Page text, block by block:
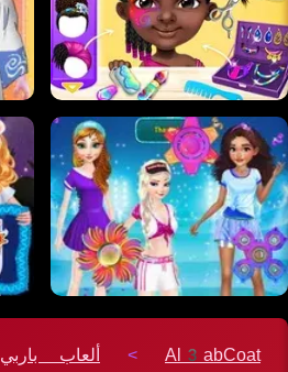
Al3abCoat
> ألعاب باربي